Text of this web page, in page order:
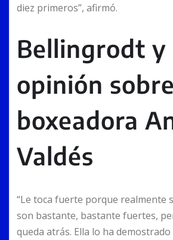
diez primeros”, afirmó.
Bellingrodt y
opinión
boxeadora
Valdés
“Le toca fuerte porque realmente
son bastante, bastante fuertes,
queda atrás. Ella lo ha